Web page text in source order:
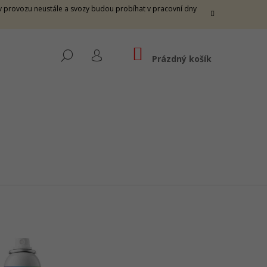
v provozu neustále a svozy budou probíhat v pracovní dny
HLEDAT
PŘIHLÁŠENÍ
NÁKUPNÍ
KOŠÍK
Prázdný košík
M - FIRE